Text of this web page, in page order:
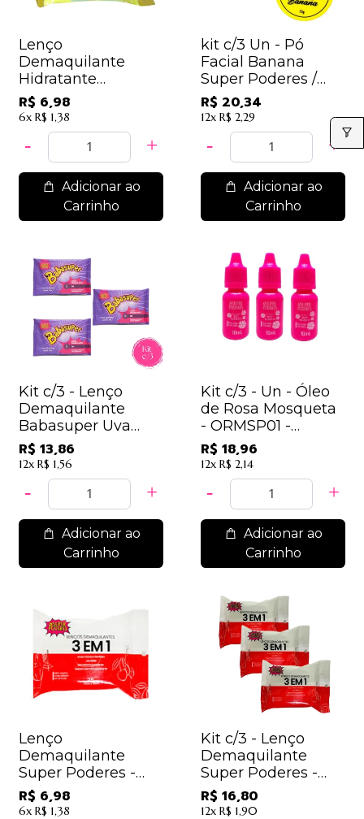
Lenço
Demaquilante
Hidratante
SuperPoderes -
LDSP03 - Melão
R$ 6,98
6x R$ 1,38
Adicionar ao
Carrinho
kit c/3 Un - Pó
Facial Banana
Super Poderes /
6,78
R$ 20,34
12x R$ 2,29
Adicionar ao
Carrinho
Kit c/3 - Lenço
Demaquilante
Babasuper Uva
Super Poderes -
SP953-01
R$ 13,86
12x R$ 1,56
Adicionar ao
Carrinho
Kit c/3 - Un - Óleo
de Rosa Mosqueta
- ORMSP01 -
SuperPoderes
R$ 18,96
12x R$ 2,14
Adicionar ao
Carrinho
Lenço
Demaquilante
Super Poderes -
LDSP04 - 3 em 1
R$ 6,98
6x R$ 1,38
Kit c/3 - Lenço
Demaquilante
Super Poderes -
LDSP04 - 3 em 1 /
5,60
R$ 16,80
12x R$ 1,90